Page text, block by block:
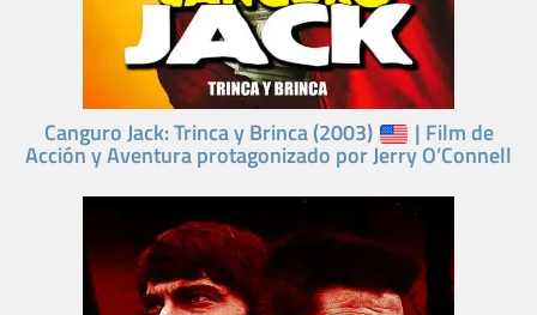
Canguro Jack: Trinca y Brinca (2003) | Film de
Acción y Aventura protagonizado por Jerry O’Connell